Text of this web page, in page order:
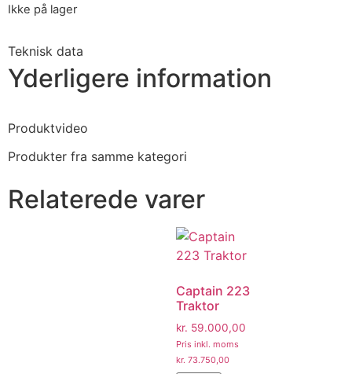
Ikke på lager
Teknisk data
Yderligere information
Produktvideo
Produkter fra samme kategori
Relaterede varer
Captain 223
Traktor
kr. 59.000,00
Pris inkl. moms
kr. 73.750,00